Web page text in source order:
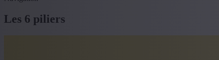
Les 6 piliers